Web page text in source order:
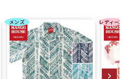
メンズ レディース